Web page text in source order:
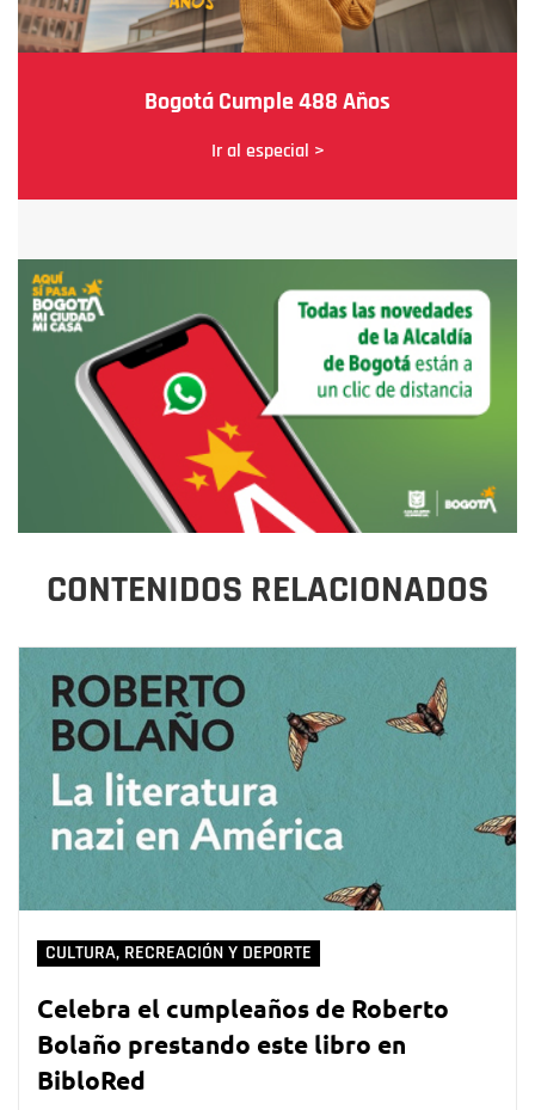
Bogotá Cumple 488 Años
Ir al especial >
CONTENIDOS RELACIONADOS
CULTURA, RECREACIÓN Y DEPORTE
Celebra el cumpleaños de Roberto
Bolaño prestando este libro en
BibloRed